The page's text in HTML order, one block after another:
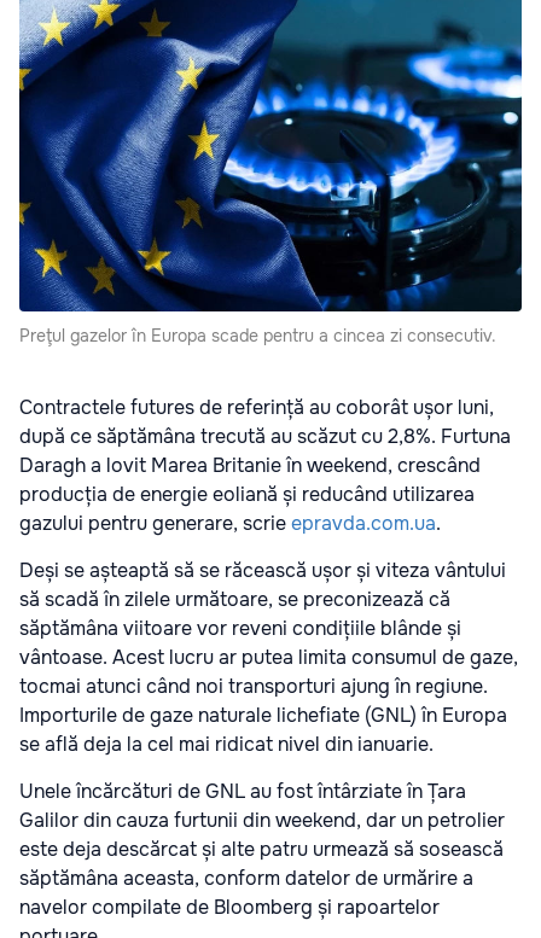
Preţul gazelor în Europa scade pentru a cincea zi consecutiv.
Contractele futures de referință au coborât ușor luni,
după ce săptămâna trecută au scăzut cu 2,8%. Furtuna
Daragh a lovit Marea Britanie în weekend, crescând
producția de energie eoliană și reducând utilizarea
gazului pentru generare, scrieepravda.com.ua.
Deși se așteaptă să se răcească ușor și viteza vântului
să scadă în zilele următoare, se preconizează că
săptămâna viitoare vor reveni condițiile blânde și
vântoase. Acest lucru ar putea limita consumul de gaze,
tocmai atunci când noi transporturi ajung în regiune.
Importurile de gaze naturale lichefiate (GNL) în Europa
se află deja la cel mai ridicat nivel din ianuarie.
Unele încărcături de GNL au fost întârziate în Țara
Galilor din cauza furtunii din weekend, dar un petrolier
este deja descărcat și alte patru urmează să sosească
săptămâna aceasta, conform datelor de urmărire a
navelor compilate de Bloomberg și rapoartelor